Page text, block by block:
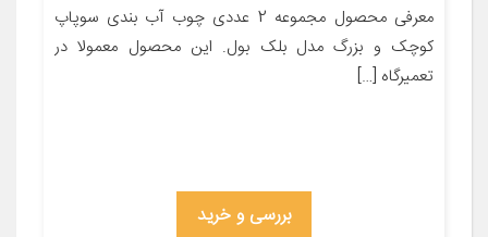
معرفی محصول مجموعه 2 عددی چوب آب بندی سوپاپ
کوچک و بزرگ مدل بلک بول. این محصول معمولا در
تعمیرگاه […]
بررسی و خرید